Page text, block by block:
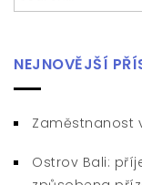
for:
NEJNOVĚJŠÍ
Zaměstnanost
Ostrov Bali: